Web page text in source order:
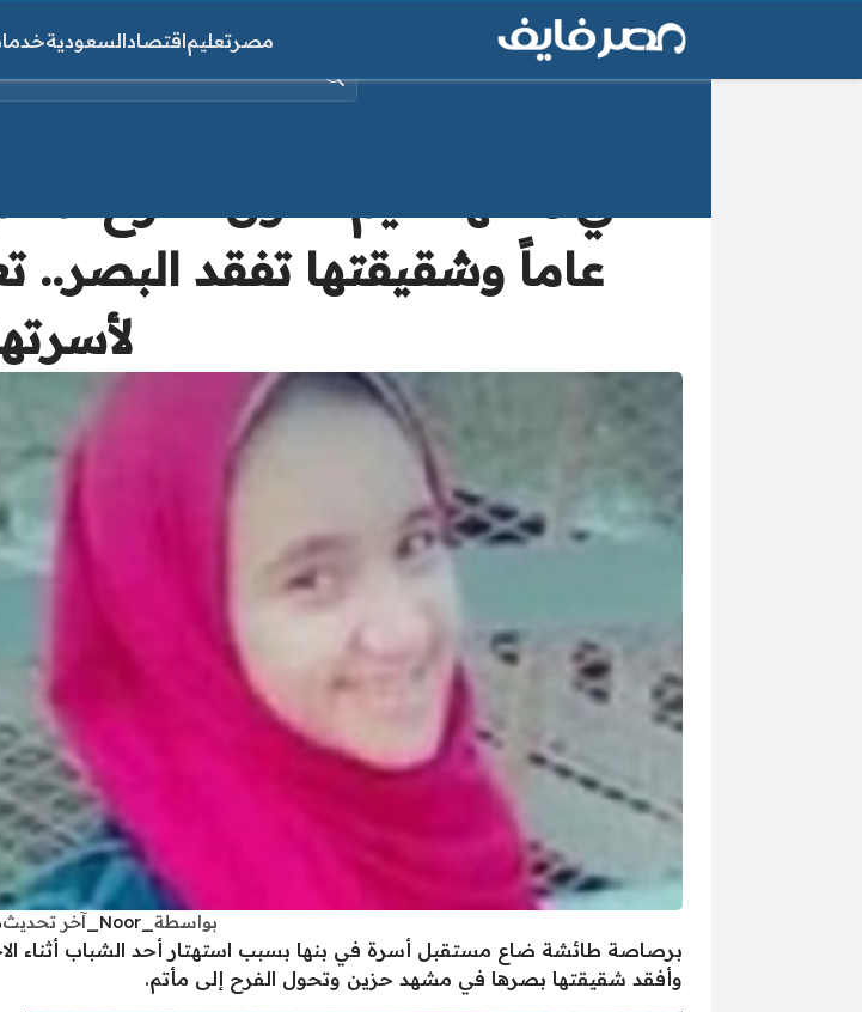
مصرتعليماقتصادالسعودية
عاماً وشقيقتها تفقد
بواسطة _Noor_ آخر تحديث
برصاصة طائشة ضاع مستقبل أسرة في بنها بسبب استهتار أحد الشباب أثناء
وأفقد شقيقتها بصرها في مشهد حزين وتحول الفرح إلى مأتم.